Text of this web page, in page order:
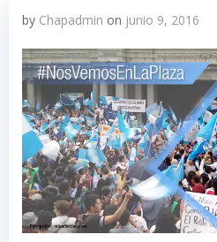
by Chapadmin on junio 9, 2016